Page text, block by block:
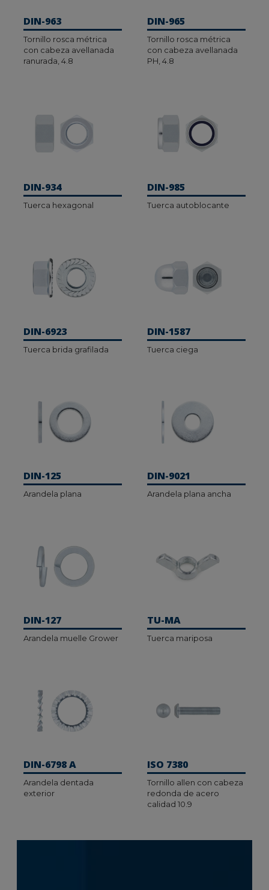
DIN-963
Tornillo rosca métrica
con cabeza avellanada
ranurada, 4.8
DIN-965
Tornillo rosca métrica
con cabeza avellanada
PH, 4.8
DIN-934
Tuerca hexagonal
DIN-985
Tuerca autoblocante
DIN-6923
Tuerca brida grafilada
DIN-1587
Tuerca ciega
DIN-125
Arandela plana
DIN-9021
Arandela plana ancha
DIN-127
Arandela muelle Grower
TU-MA
Tuerca mariposa
DIN-6798 A
Arandela dentada
exterior
ISO 7380
Tornillo allen con cabeza
redonda de acero
calidad 10.9